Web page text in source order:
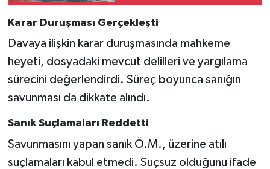
Karar Duruşması Gerçekleşti
Davaya ilişkin karar duruşmasında mahkeme
heyeti, dosyadaki mevcut delilleri ve yargılama
sürecini değerlendirdi. Süreç boyunca sanığın
savunması da dikkate alındı.
Sanık Suçlamaları Reddetti
Savunmasını yapan sanık Ö.M., üzerine atılı
suçlamaları kabul etmedi. Suçsuz olduğunu ifade